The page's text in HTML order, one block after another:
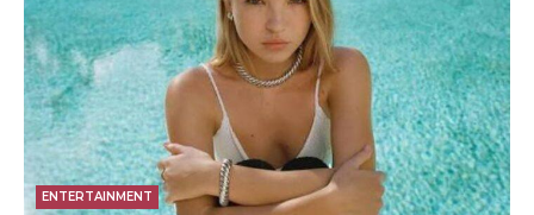
ENTERTAINMENT